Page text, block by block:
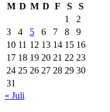
M D M D F S
S
1
2
3
4 5 6 7 8
9
10 11 12 13 14 15 16
17 18 19 20 21 22 23
24 25 26 27 28 29 30
31
« Juli